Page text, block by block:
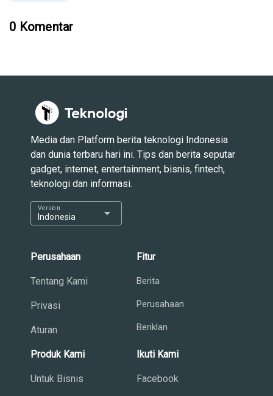
0 Komentar
Media dan Platform berita teknologi Indonesia
dan dunia terbaru hari ini. Tips dan berita seputar
gadget, internet, entertainment, bisnis, fintech,
teknologi dan informasi.
Indonesia
Version arrow_drop_down
Perusahaan
Tentang Kami
Privasi
Aturan
Fitur
Berita
Perusahaan
Beriklan
Produk Kami
Untuk Bisnis
Ikuti Kami
Facebook